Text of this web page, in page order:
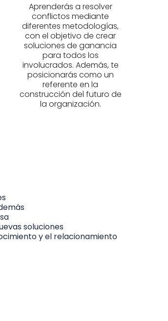
Aprenderás a resolver
conflictos mediante
diferentes metodologías,
con el objetivo de crear
soluciones de ganancia
para todos los
involucrados. Además, te
posicionarás como un
referente en la
construcción del futuro de
la organización.
soluciones
y el relacionamiento